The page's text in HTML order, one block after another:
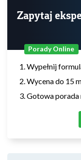
Zapytaj
Porady Online
Wypełnij
Wycena do 15
Gotowa porada